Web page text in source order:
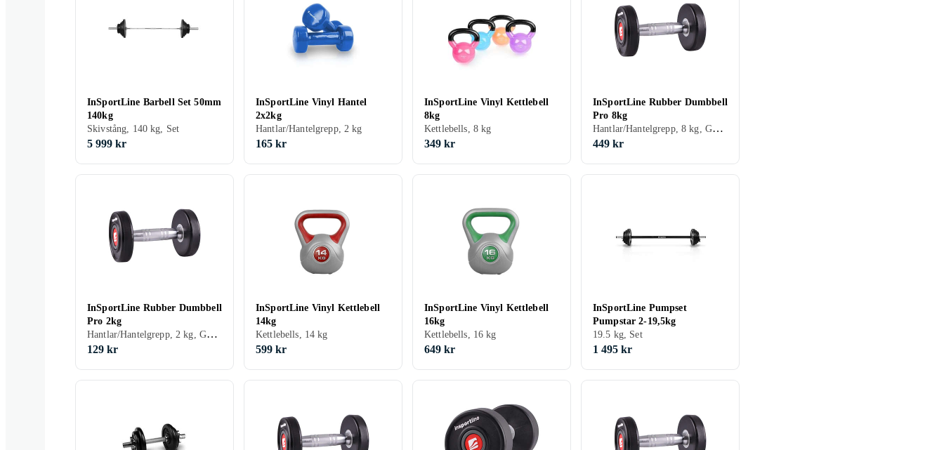
InSportLine Barbell Set 50mm
140kg
Skivstång, 140 kg, Set
5 999 kr
InSportLine Vinyl Hantel
2x2kg
Hantlar/Hantelgrepp, 2 kg
165 kr
InSportLine Vinyl Kettlebell
8kg
Kettlebells, 8 kg
349 kr
InSportLine Rubber Dumbbell
Pro 8kg
Hantlar/Hantelgrepp, 8 kg, Gummi
449 kr
InSportLine Rubber Dumbbell
Pro 2kg
Hantlar/Hantelgrepp, 2 kg, Gummi
129 kr
InSportLine Vinyl Kettlebell
14kg
Kettlebells, 14 kg
599 kr
InSportLine Vinyl Kettlebell
16kg
Kettlebells, 16 kg
649 kr
InSportLine Pumpset
Pumpstar 2-19,5kg
19.5 kg, Set
1 495 kr